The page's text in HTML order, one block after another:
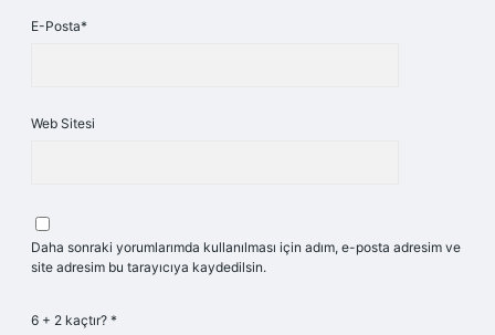
E-Posta*
Web Sitesi
Daha sonraki yorumlarımda kullanılması için adım, e-posta adresim ve
site adresim bu tarayıcıya kaydedilsin.
6 + 2 kaçtır? *